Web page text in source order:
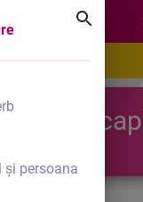
persoana
-